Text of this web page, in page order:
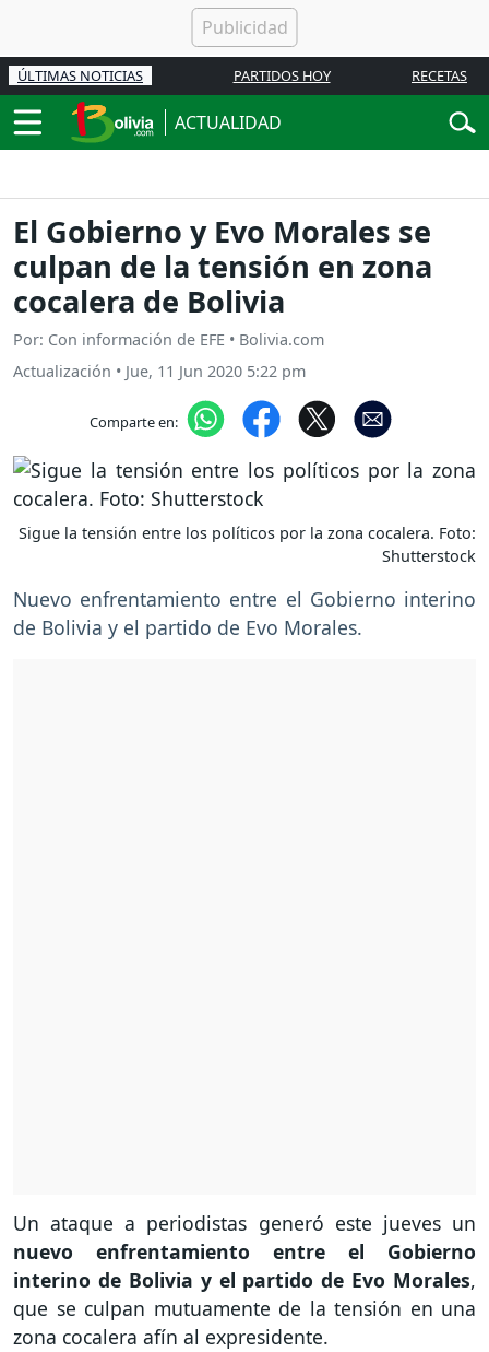
ÚLTIMAS NOTICIAS PARTIDOS HOY RECETAS
ACTUALIDAD
El Gobierno y Evo Morales se
culpan de la tensión en zona
cocalera de Bolivia
Por: Con información de EFE • Bolivia.com
Actualización • Jue, 11 Jun 2020 5:22 pm
Comparte en:
Sigue la tensión entre los políticos por la zona cocalera. Foto:
Shutterstock
Nuevo enfrentamiento entre el Gobierno interino
de Bolivia y el partido de Evo Morales.
Un ataque a periodistas generó este jueves un
nuevo enfrentamiento entre el Gobierno
interino de Bolivia y el partido de Evo Morales,
que se culpan mutuamente de la tensión en una
zona cocalera afín al expresidente.